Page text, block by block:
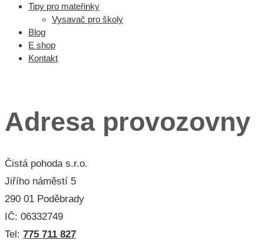
Tipy pro mateřinky
Vysavač pro školy
Blog
E shop
Kontakt
Adresa provozovny
Čistá pohoda s.r.o.
Jiřího náměstí 5
290 01 Poděbrady
IČ: 06332749
Tel: 775 711 827